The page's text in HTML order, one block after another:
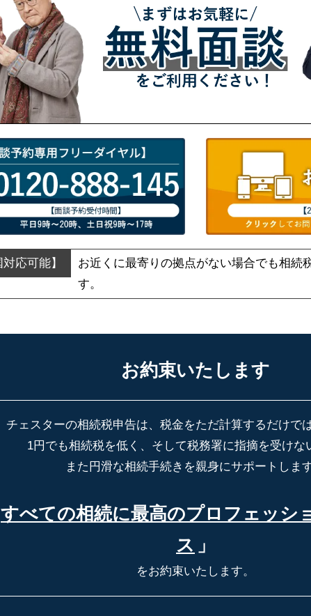
お近くに最寄りの拠点がない場合でも相続
す。
お約束いたします
チェスターの相続税申告は、税金をただ計算するだけで
1円でも相続税を低く、そして税務署に指摘を受けな
また円滑な相続手続きを親身にサポートします
すべての相続に最高のプロフェッシ
ス 」
をお約束いたします。